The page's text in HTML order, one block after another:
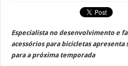
Especialista no desenvolvimento e
acessórios para bicicletas
para a próxima temporada